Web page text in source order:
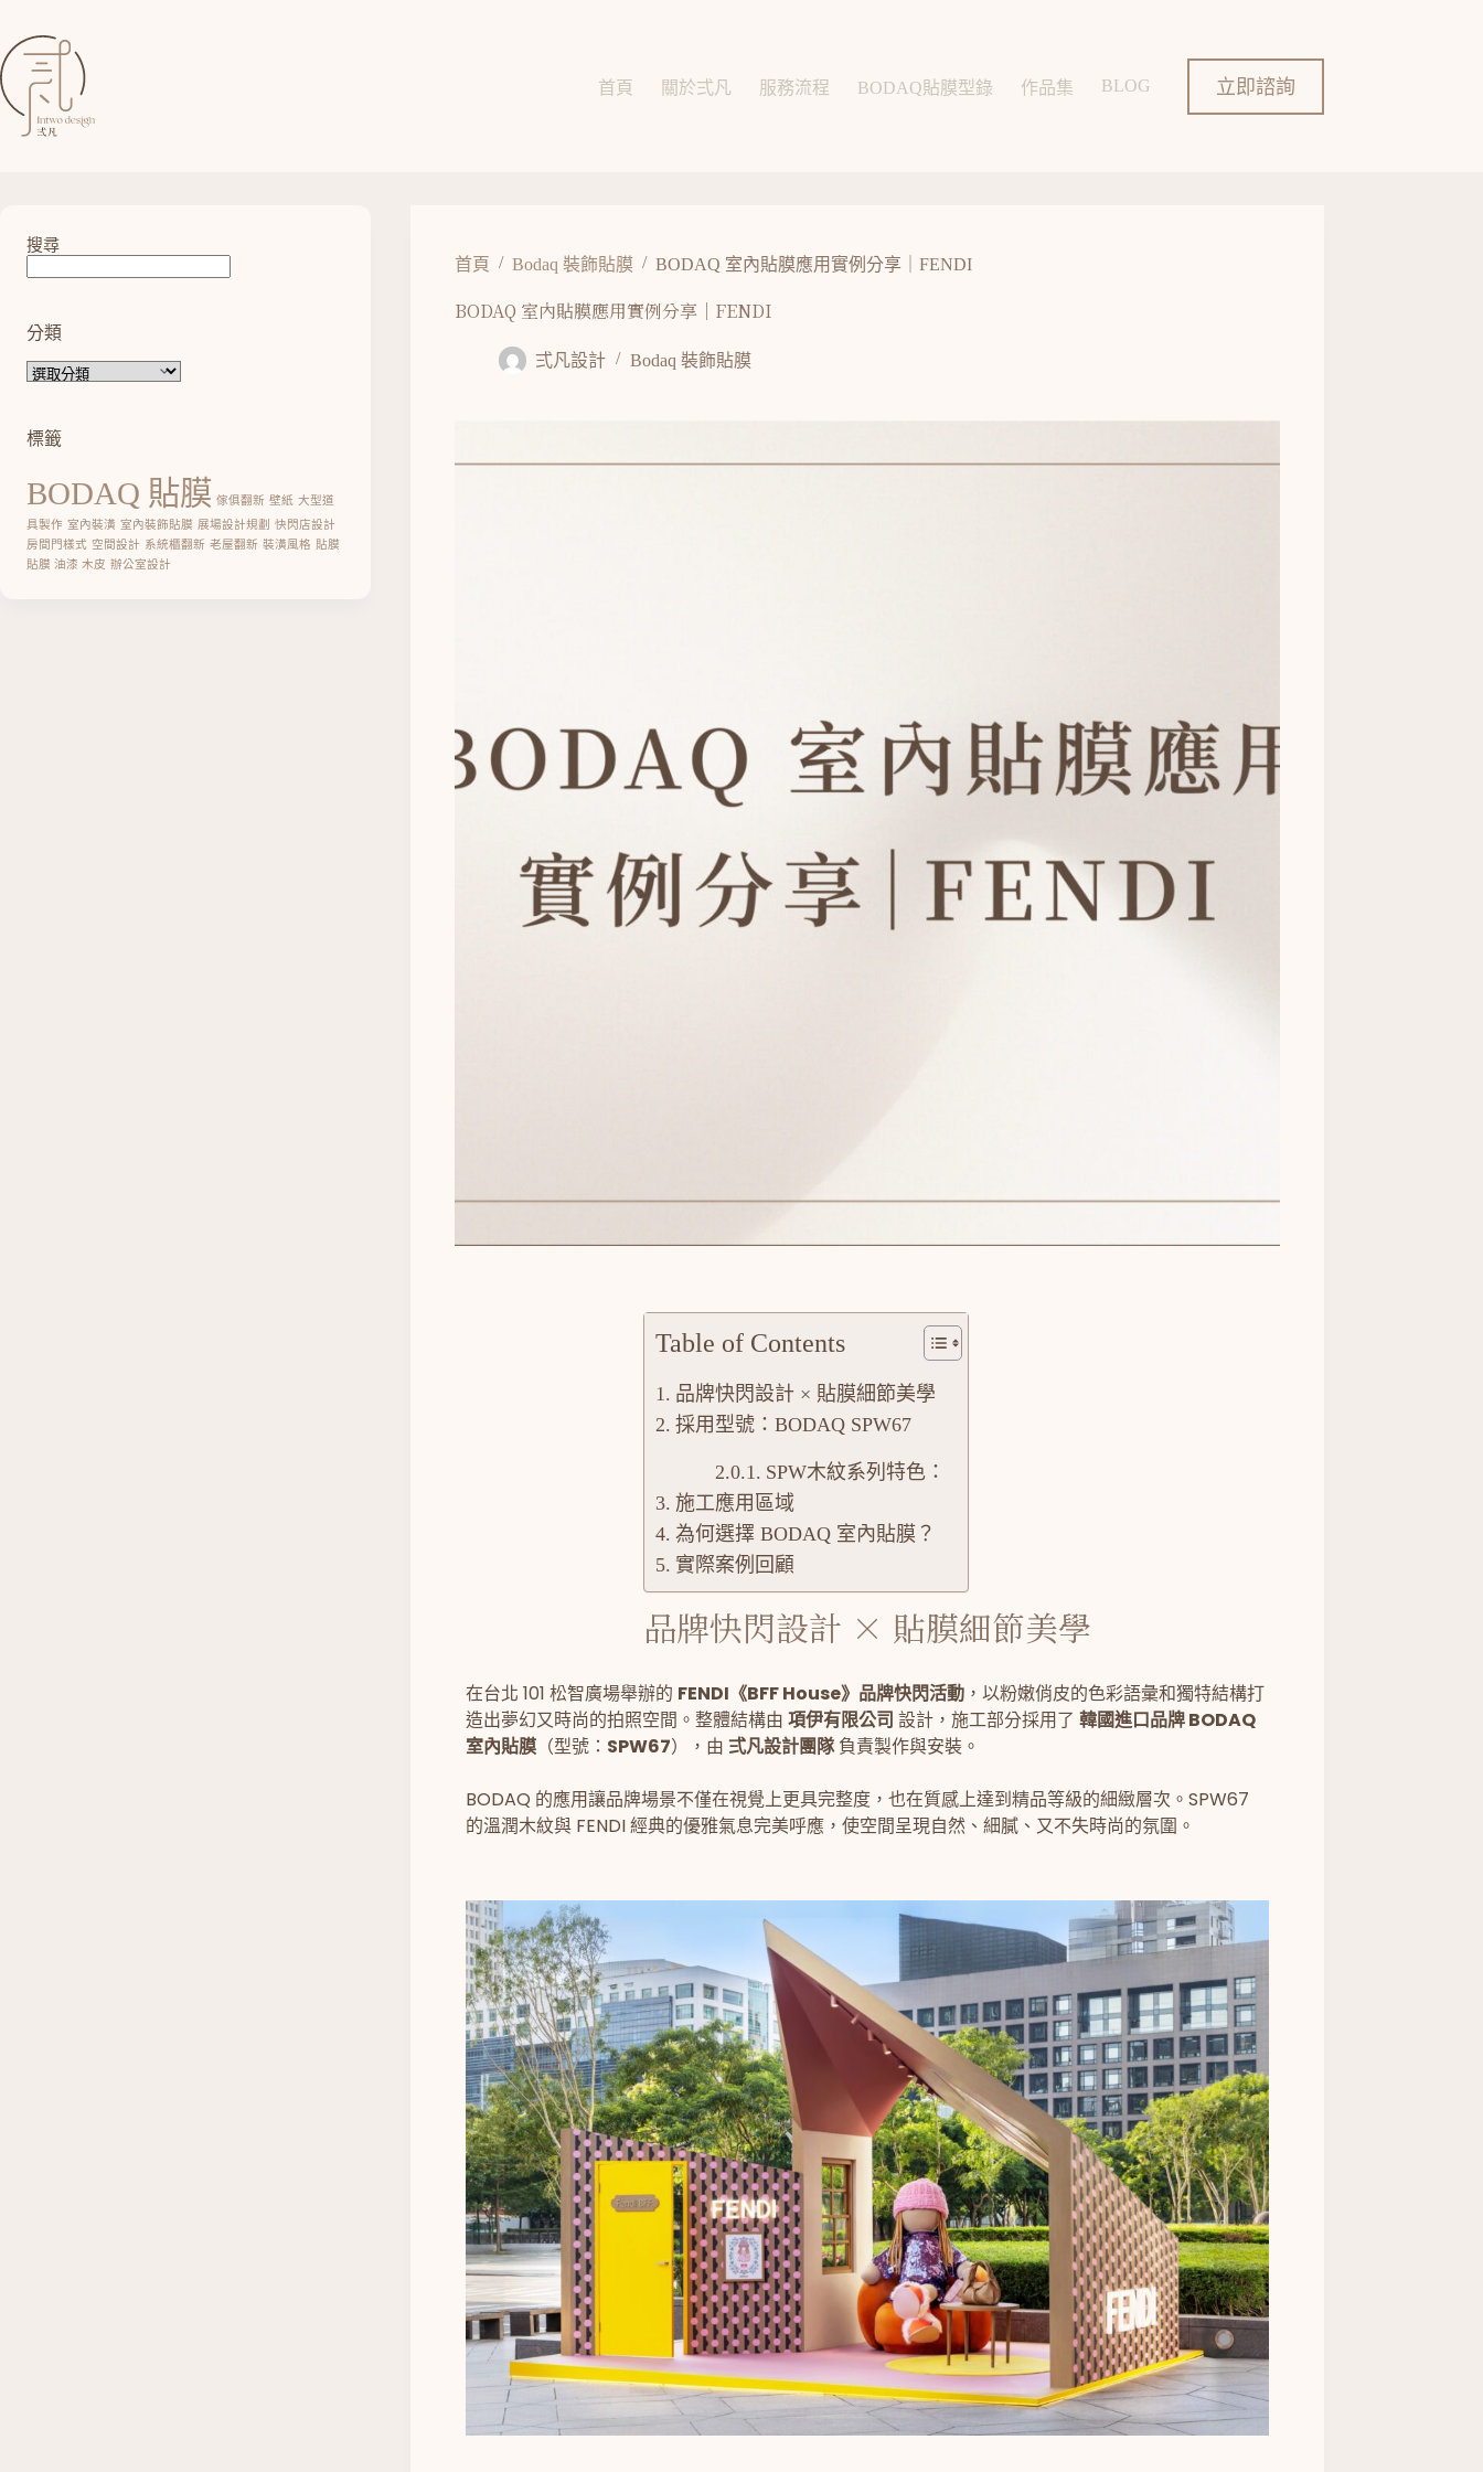
首頁 關於弍凡 服務流程 BODAQ貼膜型錄 作品集 BLOG 立即諮詢
首頁 / Bodaq 裝飾貼膜 / BODAQ 室內貼膜應用實例分享｜FENDI
BODAQ 室內貼膜應用實例分享｜FENDI
弍凡設計 Bodaq 裝飾貼膜
Table of Contents
品牌快閃設計 × 貼膜細節美學
採用型號：BODAQ SPW67
SPW木紋系列特色：
施工應用區域
為何選擇 BODAQ 室內貼膜？
實際案例回顧
品牌快閃設計 × 貼膜細節美學
在台北 101 松智廣場舉辦的 FENDI《BFF House》品牌快閃活動 ，以粉嫩俏皮的色彩語彙和獨特結構打
造出夢幻又時尚的拍照空間。整體結構由 項伊有限公司 設計，施工部分採用了 韓國進口品牌 BODAQ
室內貼膜 （型號： SPW67），由 弍凡設計團隊負責製作與安裝。
BODAQ 的應用讓品牌場景不僅在視覺上更具完整度，也在質感上達到精品等級的細緻層次。SPW67
的溫潤木紋與 FENDI 經典的優雅氣息完美呼應，使空間呈現自然、細膩、又不失時尚的氛圍。
搜尋
分類
標籤
BODAQ 貼膜 傢俱翻新 壁紙 大型道
具製作 室內裝潢 室內裝飾貼膜 展場設計規劃
快閃店設計
房間門樣式 空間設計 系統櫃翻新 老屋翻新 裝潢風格 貼膜
貼膜 油漆 木皮 辦公室設計